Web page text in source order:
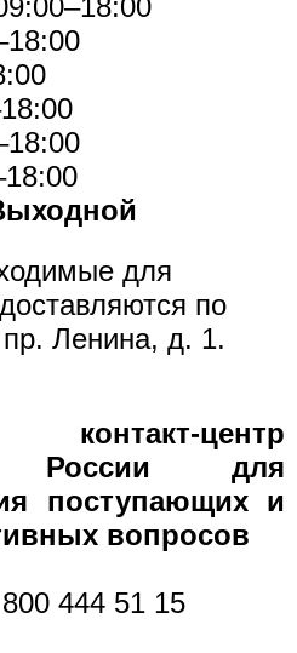
для
по
пр. Ленина, д. 1.
центр
России для
поступающих и
вопросов
444 51 15